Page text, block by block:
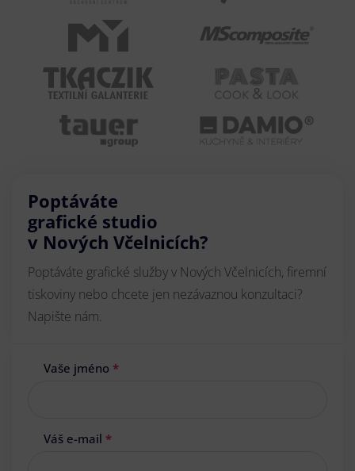
Poptáváte
grafické studio
v Nových Včelnicích?
Poptáváte grafické služby v Nových Včelnicích, firemní
tiskoviny nebo chcete jen nezávaznou konzultaci?
Napište nám.
Vaše jméno *
Váš e-mail *